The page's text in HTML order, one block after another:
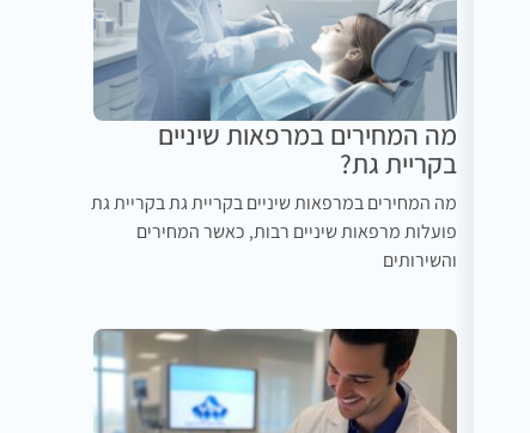
מה המחירים במרפאות שיניים
בקריית גת?
מה המחירים במרפאות שיניים בקריית גת בקריית גת
פועלות מרפאות שיניים רבות, כאשר המחירים
והשירותים